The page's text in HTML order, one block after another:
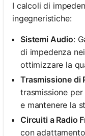
I calcoli di
ingegneristiche:
Sistemi Audio:
di impedenza
ottimizzare la
Trasmissione di
trasmissione
e mantenere la
Circuiti a Radio
con